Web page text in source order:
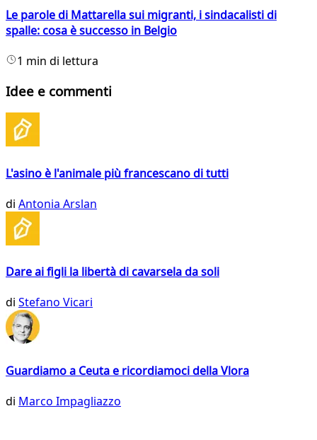
Le parole di Mattarella sui migranti, i sindacalisti di
spalle: cosa è successo in Belgio
1 min di lettura
Idee e commenti
L'asino è l'animale più francescano di tutti
di Antonia Arslan
Dare ai figli la libertà di cavarsela da soli
di Stefano Vicari
Guardiamo a Ceuta e ricordiamoci della Vlora
di Marco Impagliazzo